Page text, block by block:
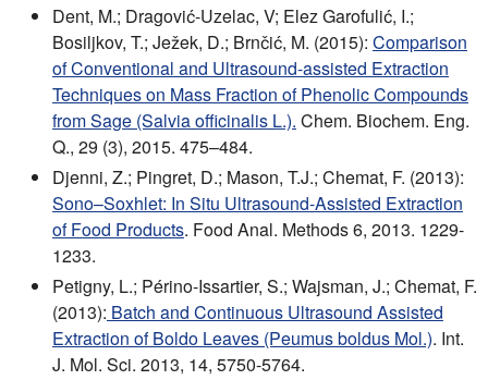
Dent, M.; Dragović-Uzelac, V; Elez Garofulić, I.;
Bosiljkov, T.; Ježek, D.; Brnčić, M. (2015): Comparison
of Conventional and Ultrasound-assisted Extraction
Techniques on Mass Fraction of Phenolic Compounds
from Sage (Salvia officinalis L.). Chem. Biochem. Eng.
Q., 29 (3), 2015. 475–484.
Djenni, Z.; Pingret, D.; Mason, T.J.; Chemat, F. (2013):
Sono–Soxhlet: In Situ Ultrasound-Assisted Extraction
of Food Products. Food Anal. Methods 6, 2013. 1229-
1233.
Petigny, L.; Périno-Issartier, S.; Wajsman, J.; Chemat, F.
(2013): Batch and Continuous Ultrasound Assisted
Extraction of Boldo Leaves (Peumus boldus Mol.). Int.
J. Mol. Sci. 2013, 14, 5750-5764.